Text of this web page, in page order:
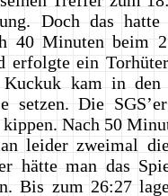
Doch das
40 Minuten beim
erfolgte ein
kam in den
setzen. Die
Nach 50
leider zweimal
hätte man das
Bis zum 26:27